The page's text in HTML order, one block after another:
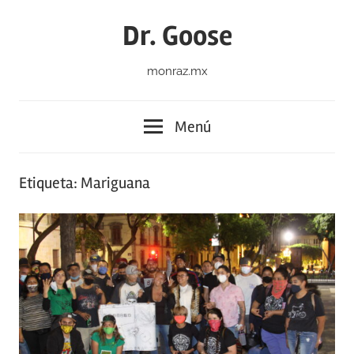
Dr. Goose
monraz.mx
Menú
Etiqueta: Mariguana